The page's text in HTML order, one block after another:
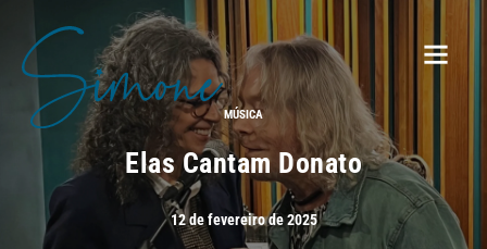
MÚSICA
Elas Cantam Donato
12 de fevereiro de 2025